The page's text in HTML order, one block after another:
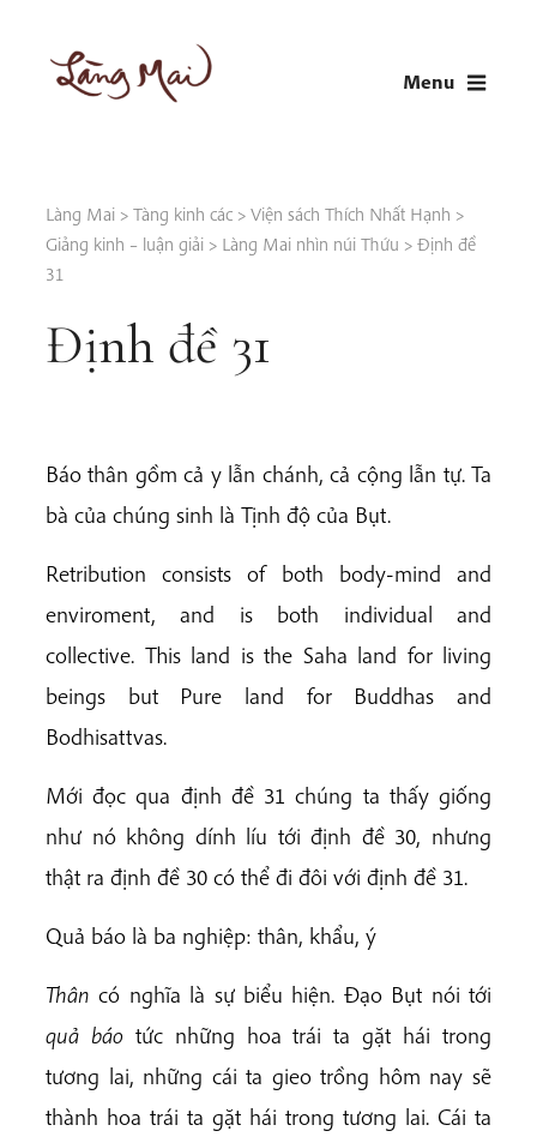
content
Menu
Làng Mai > Tàng kinh các > Viện sách Thích Nhất Hạnh >
Giảng kinh – luận giải > Làng Mai nhìn núi Thứu > Định đề
31
Định đề 31
Báo thân gồm cả y lẫn chánh, cả cộng lẫn tự. Ta
bà của chúng sinh là Tịnh độ của Bụt.
Retribution consists of both body-mind and
enviroment, and is both individual and
collective. This land is the Saha land for living
beings but Pure land for Buddhas and
Bodhisattvas.
Mới đọc qua định đề 31 chúng ta thấy giống
như nó không dính líu tới định đề 30, nhưng
thật ra định đề 30 có thể đi đôi với định đề 31.
Quả báo là ba nghiệp: thân, khẩu, ý
Thân có nghĩa là sự biểu hiện. Đạo Bụt nói tới
quả báo tức những hoa trái ta gặt hái trong
tương lai, những cái ta gieo trồng hôm nay sẽ
thành hoa trái ta gặt hái trong tương lai. Cái ta